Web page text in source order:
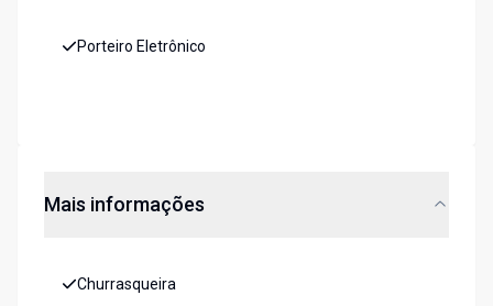
Porteiro Eletrônico
Mais informações
Churrasqueira